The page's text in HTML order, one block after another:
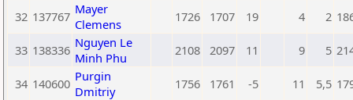
32 137767 Mayer
Clemens
1726 1707 19 4 2
33 138336 Nguyen Le
Minh Phu
2108 2097 11 9 5
34 140600 Purgin
Dmitriy
1756 1761 -5 11 5,5